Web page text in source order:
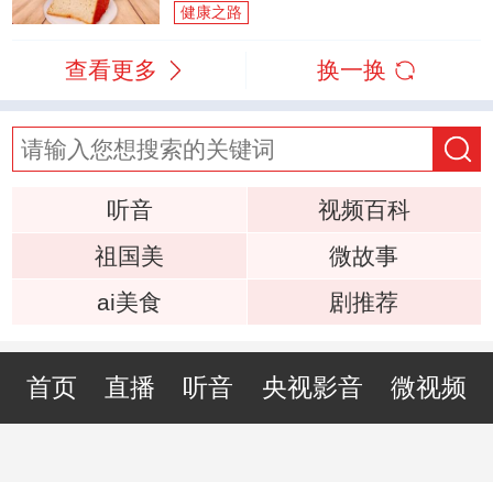
健康之路
查看更多 换一换
听音
视频百科
祖国美
微故事
ai美食
剧推荐
首页 直播 听音 央视影音 微视频